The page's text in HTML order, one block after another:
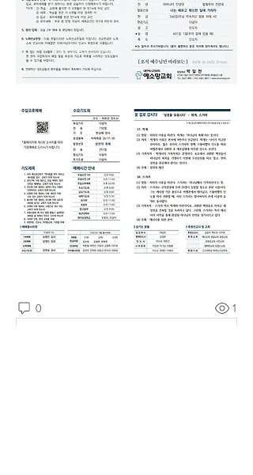
0 1